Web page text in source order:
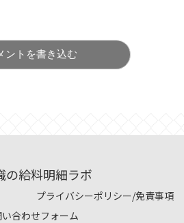
ントを書き込む
の給料明細ラボ
プライバシーポリシー/免責事項
い合わせフォーム